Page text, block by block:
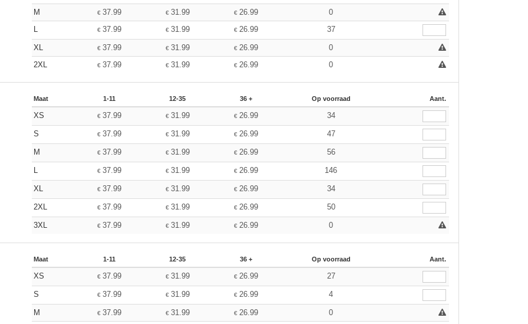
M €37.99 € 31.99 € 26.99
0
€37.99 € 31.99 € 26.99 37
XL €37.99 € 31.99 € 26.99
0
2XL
€37.99 € 31.99 € 26.99 0
Maat 1-11 12-35 36 + Op voorraad Aant.
XS €37.99 € 31.99 € 26.99 34
S €37.99 € 31.99 € 26.99 47
M €37.99 € 31.99 € 26.99 56
€37.99 € 31.99 € 26.99 146
XL €37.99 € 31.99 € 26.99 34
2XL €37.99 € 31.99 € 26.99 50
3XL €37.99 € 31.99 € 26.99 0
Maat 1-11 12-35 36 + Op voorraad Aant.
XS €37.99 € 31.99 € 26.99 27
S €37.99 € 31.99 € 26.99 4
M €37.99 € 31.99 € 26.99
0